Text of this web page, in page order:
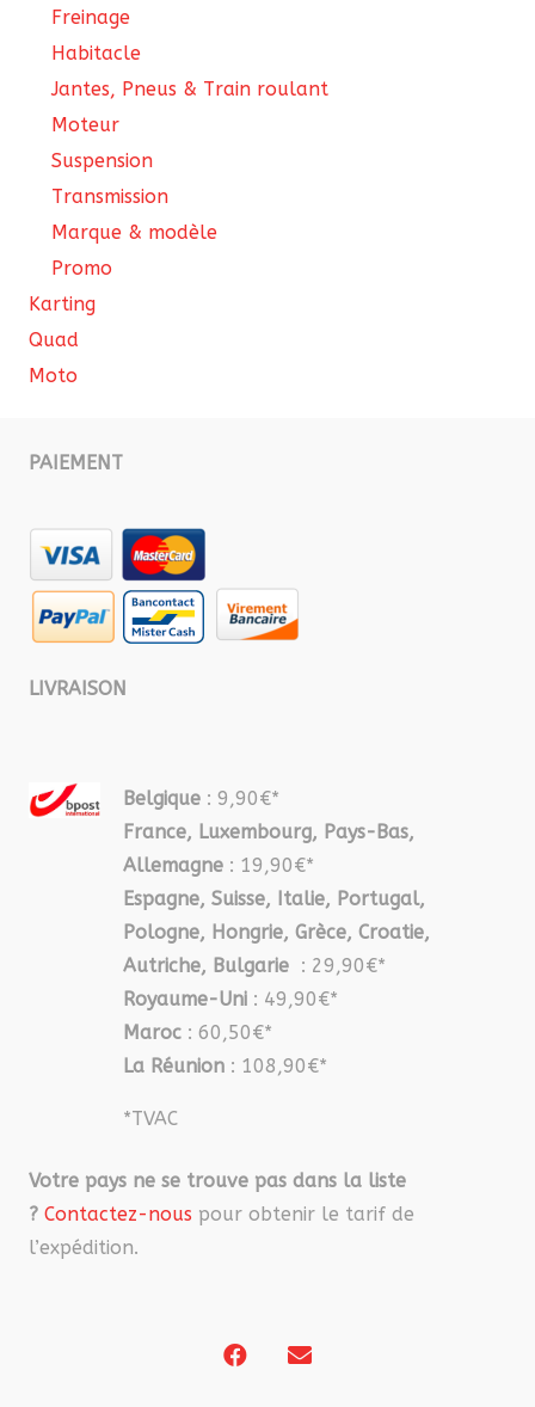
Freinage
Habitacle
Jantes, Pneus & Train roulant
Moteur
Suspension
Transmission
Marque & modèle
Promo
Karting
Quad
Moto
PAIEMENT
LIVRAISON
Belgique : 9,90€*
France, Luxembourg, Pays-Bas,
Allemagne : 19,90€*
Espagne, Suisse, Italie, Portugal,
Pologne, Hongrie, Grèce, Croatie,
Autriche, Bulgarie : 29,90€*
Royaume-Uni : 49,90€*
Maroc : 60,50€*
La Réunion : 108,90€*
*TVAC
Votre pays ne se trouve pas dans la liste
? Contactez-nous pour obtenir le tarif de
l’expédition.